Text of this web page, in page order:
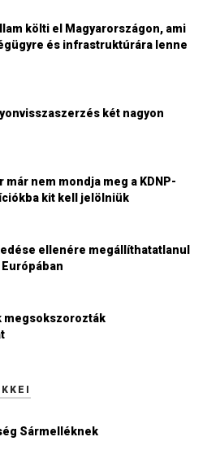
költi el Magyarországon, ami
és infrastruktúrára lenne
két nagyon
már nem mondja meg a KDNP-
kit kell jelölniük
ellenére megállíthatatlanul
megsokszorozták
Sármelléknek